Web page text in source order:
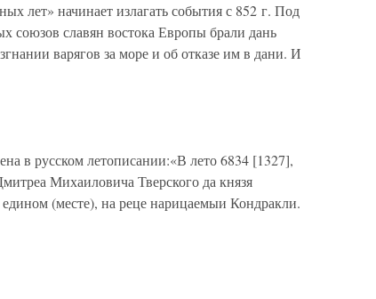
лет» начинает излагать события с 852 г. Под
союзов славян востока Европы брали дань
варягов за море и об отказе им в дани. И
в русском летописании:«В лето 6834 [1327],
Михаиловича Тверского да князя
(месте), на реце нарицаемыи Кондракли.